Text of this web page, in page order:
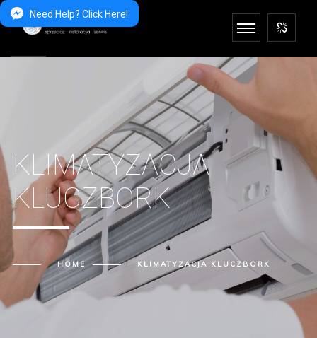
Need Help? Click Here!
KLIMATYZACJA
KLUCZBORK
HOME KLIMATYZACJA KLUCZBORK